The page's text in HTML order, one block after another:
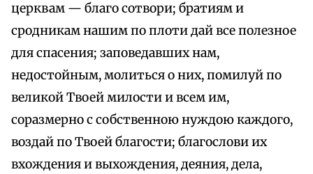
церквам — благо сотвори; братиям и
сродникам нашим по плоти дай все полезное
для спасения; заповедавших нам,
недостойным, молиться о них, помилуй по
великой Твоей милости и всем им,
соразмерно с собственною нуждою каждого,
воздай по Твоей благости; благослови их
вхождения и выхождения, деяния, дела,